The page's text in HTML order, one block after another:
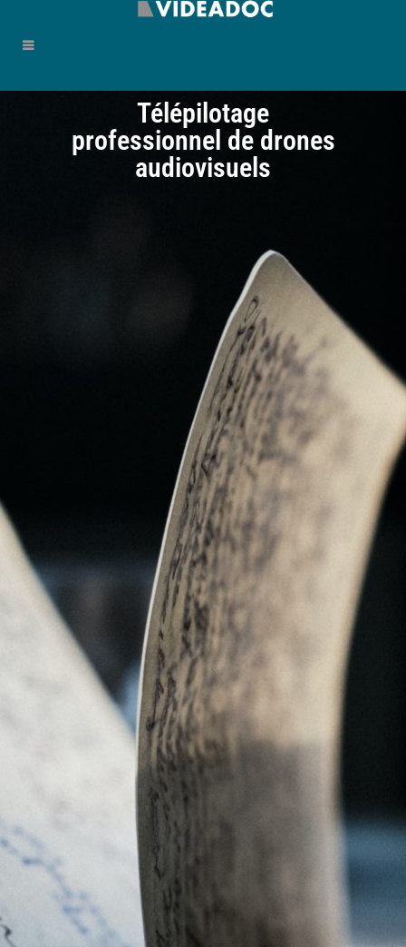
Télépilotage
professionnel de drones
audiovisuels